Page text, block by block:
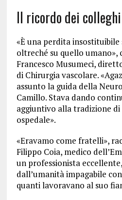
Il ricordo dei colleghi
«È una perdita
oltreché su quello
Francesco Musumeci,
di Chirurgia vascolare.
assunto la guida della
Camillo. Stava dando
aggiuntivo alla tradizione
ospedale».
«Eravamo come fratelli»,
Filippo Coia, medico
un professionista
dall’umanità impagabile
quanti lavoravano al suo